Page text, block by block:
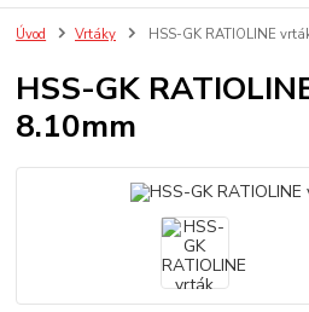
Úvod Vrtáky HSS-GK RATIOLINE
HSS-GK
8.10mm